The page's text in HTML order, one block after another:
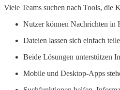
Viele Teams suchen nach Tools, die
Nutzer können Nachrichten in
Dateien lassen sich einfach
Beide Lösungen unterstützen
Mobile und Desktop-Apps